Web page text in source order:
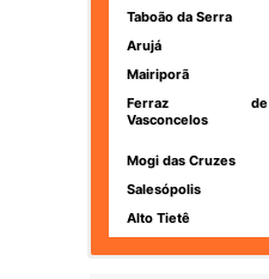
Taboão da Serra
Arujá
Mairiporã
Ferraz de
Vasconcelos
Mogi das Cruzes
Salesópolis
Alto Tietê